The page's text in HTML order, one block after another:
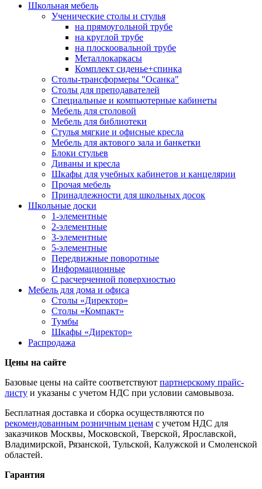
Школьная мебель
Ученические столы и стулья
на прямоугольной трубе
на круглой трубе
на плоскоовальной трубе
Металлокаркасы
Комплект сиденье+спинка
Столы-трансформеры "Осанка"
Столы для преподавателей
Специальные и компьютерные кабинеты
Мебель для столовой
Мебель для библиотеки
Стулья мягкие и офисные кресла
Мебель для актового зала и банкетки
Блоки стульев
Диваны и кресла
Шкафы для учебных кабинетов и канцелярии
Прочая мебель
Принадлежности для школьных досок
Школьные доски
1-элементные
2-элементные
3-элементные
5-элементные
Передвижные поворотные
Информационные
С расчерченной поверхностью
Мебель для дома и офиса
Столы «Директор»
Столы «Компакт»
Тумбы
Шкафы «Директор»
Распродажа
Цены на сайте
Базовые цены на сайте соответствуют партнерскому прайс-
листу и указаны с учетом НДС при условии самовывоза.
Бесплатная доставка и сборка осуществляются по
рекомендованным розничным ценам с учетом НДС для
заказчиков Москвы, Московской, Тверской, Ярославской,
Владимирской, Рязанской, Тульской, Калужской и Смоленской
областей.
Гарантия